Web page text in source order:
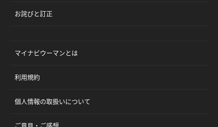
お詫びと訂正
マイナビウーマンとは
利用規約
個人情報の取扱いについて